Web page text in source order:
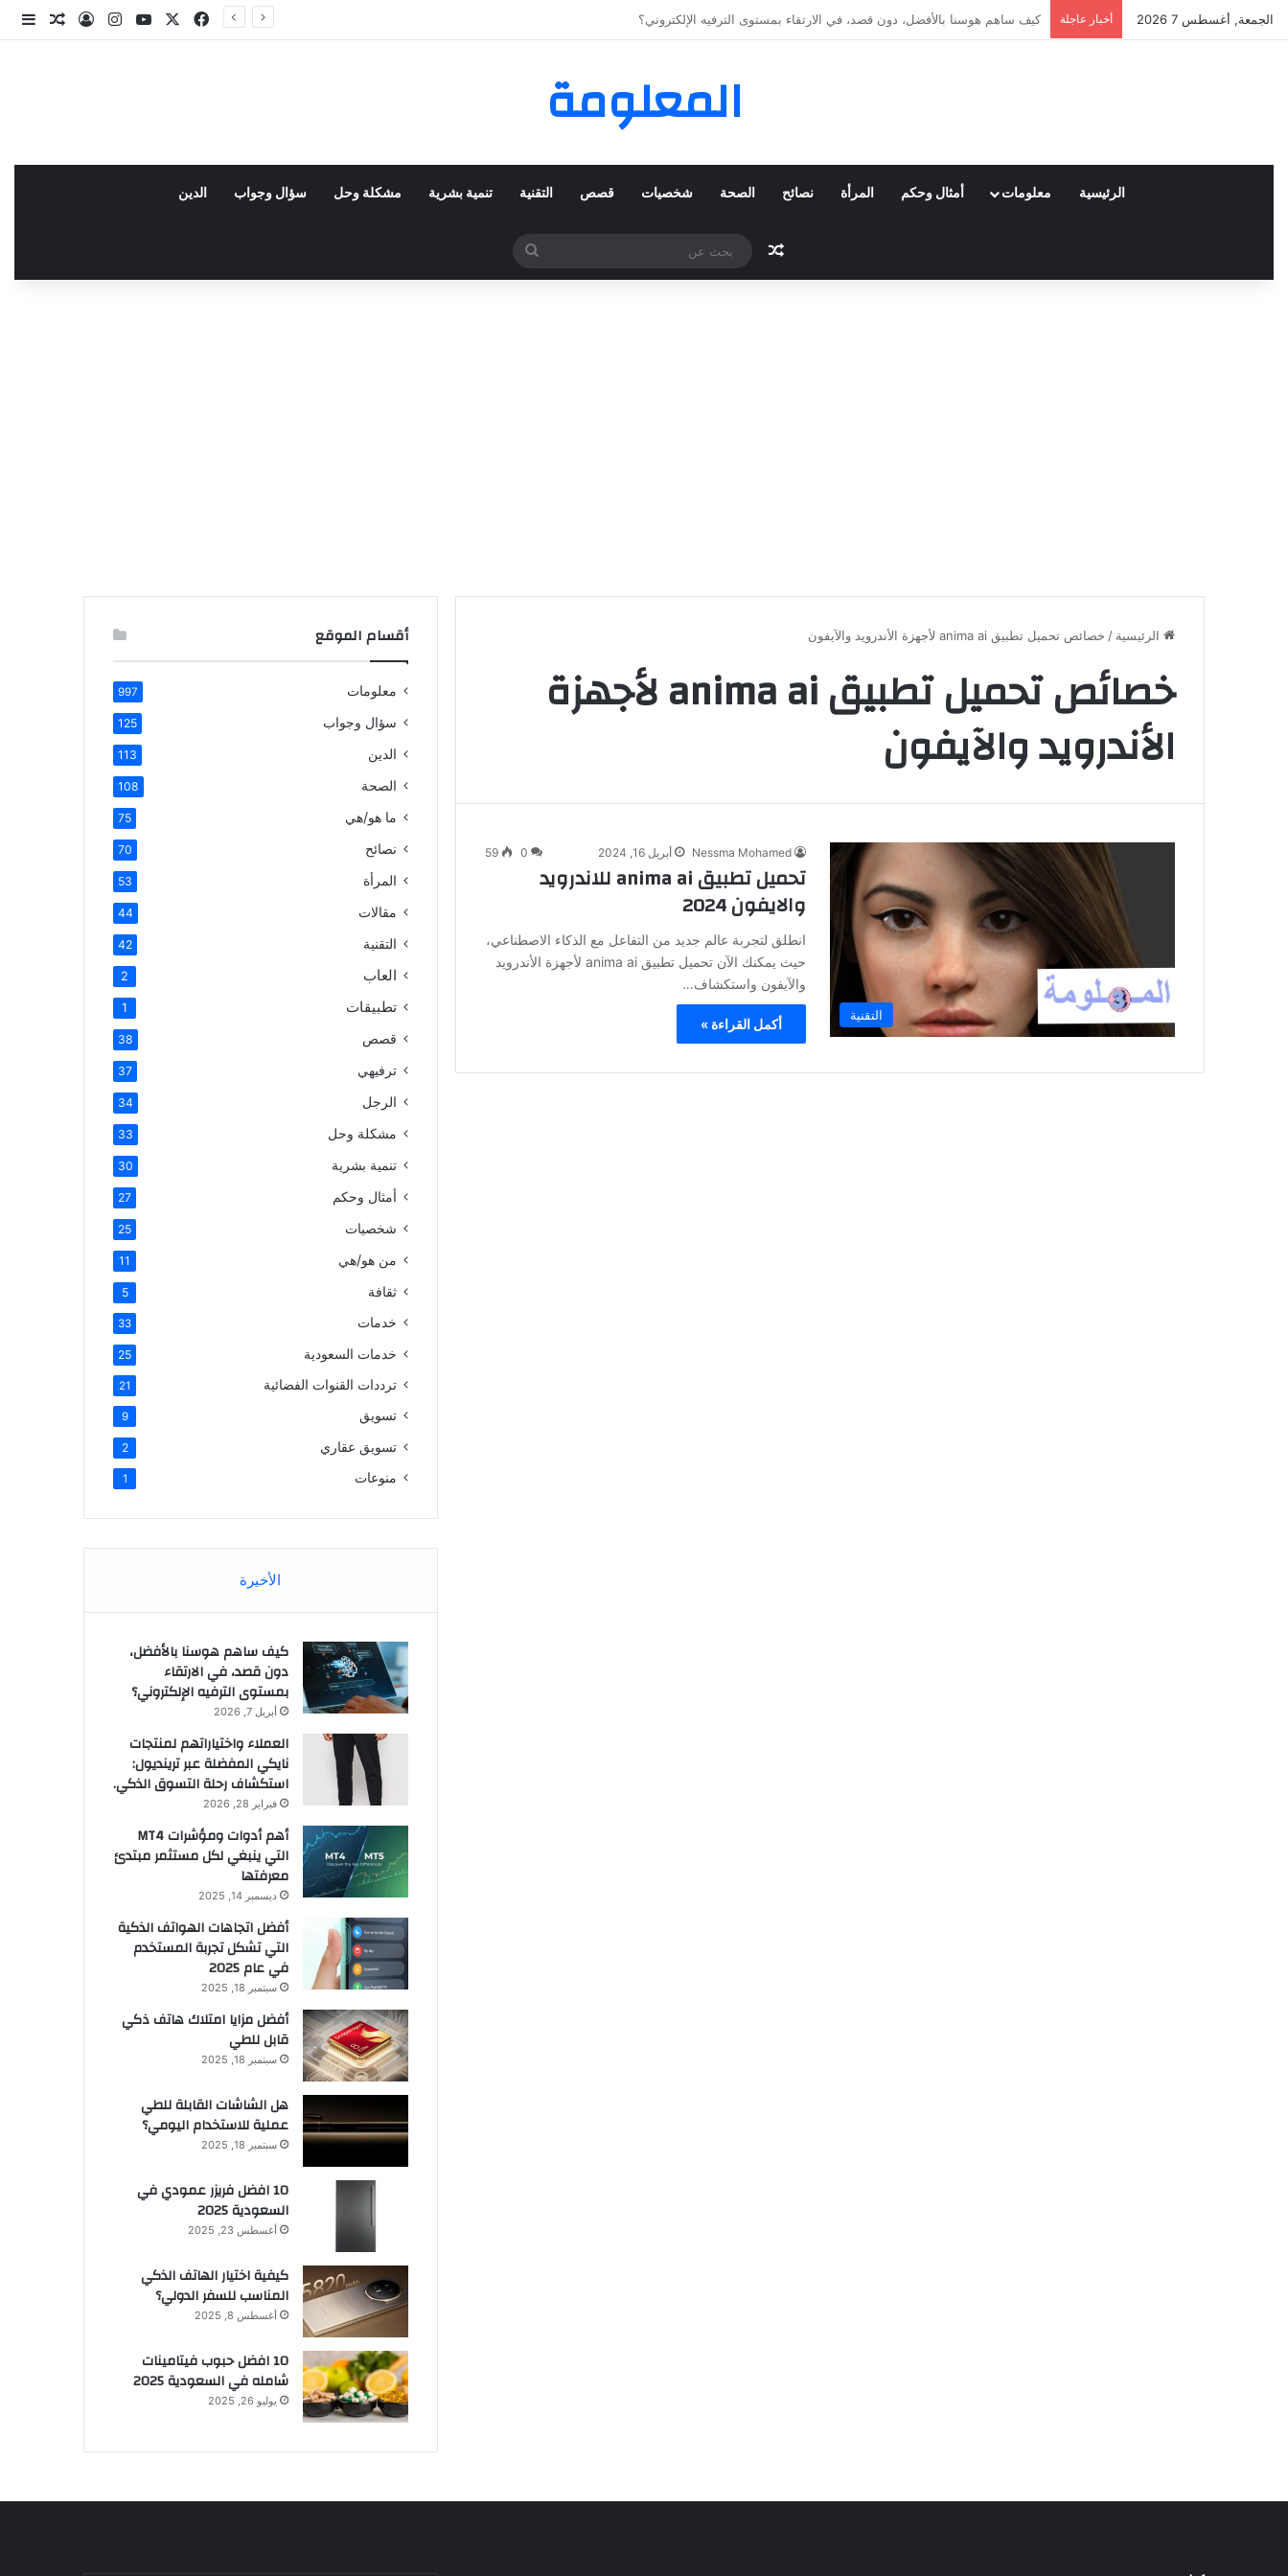
الجمعة, أغسطس 7 2026 أخبار عاجلة العملاء واختياراتهم لمنتجات نايكي المفضلة عبر ترينديول: استكشاف رحلة التسوق الذكي. فيسبوك يوتيوبانستقرام
تسجيلمقال
المعلومة
الرئيسية معلومات أمثال وحكم المرأة نصائح الصحة شخصيات قصص التقنية تنمية بشرية مشكلة وحل سؤال وجواب الدين
مقال عشوائي
بحث
عن
الرئيسية / خصائص تحميل تطبيق anima ai لأجهزة الأندرويد والآيفون
خصائص تحميل تطبيق anima ai لأجهزة
الأندرويد والآيفون
التقنية
Nessma Mohamed أبريل 16, 2024 0
59
تحميل تطبيق anima ai للاندرويد
والايفون 2024
انطلق لتجربة عالم جديد من التفاعل مع الذكاء الاصطناعي،
حيث يمكنك الآن تحميل تطبيق anima ai لأجهزة الأندرويد
والآيفون واستكشاف…
أكمل القراءة »
أقسام الموقع
معلومات 997
سؤال وجواب 125
الدين 113
الصحة 108
ما هو/هي 75
نصائح 70
المرأة 53
مقالات 44
التقنية 42
العاب 2
تطبيقات 1
قصص 38
ترفيهي 37
الرجل 34
مشكلة وحل 33
تنمية بشرية 30
أمثال وحكم 27
شخصيات 25
من هو/هي 11
ثقافة 5
خدمات 33
خدمات السعودية 25
ترددات القنوات الفضائية 21
تسويق 9
تسويق عقاري 2
منوعات 1
الأخيرة
كيف ساهم هوسنا بالأفضل،
دون قصد، في الارتقاء
بمستوى الترفيه الإلكتروني؟
أبريل 7, 2026
العملاء واختياراتهم لمنتجات
نايكي المفضلة عبر ترينديول:
استكشاف رحلة التسوق الذكي.
فبراير 28, 2026
أهم أدوات ومؤشرات MT4
التي ينبغي لكل مستثمر مبتدئ
معرفتها
ديسمبر 14, 2025
أفضل اتجاهات الهواتف الذكية
التي تشكل تجربة المستخدم
في عام 2025
سبتمبر 18, 2025
أفضل مزايا امتلاك هاتف ذكي
قابل للطي
سبتمبر 18, 2025
هل الشاشات القابلة للطي
عملية للاستخدام اليومي؟
سبتمبر 18, 2025
10 افضل فريزر عمودي​ في
السعودية​ 2025
أغسطس 23, 2025
كيفية اختيار الهاتف الذكي
المناسب للسفر الدولي؟
أغسطس 8, 2025
10 افضل حبوب فيتامينات
شامله​ في السعودية 2025
يوليو 26, 2025